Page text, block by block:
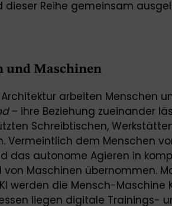
dieser Reihe gemeinsam
und Maschinen
arbeiten Menschen
– ihre Beziehung zueinander
Schreibtischen,
Vermeintlich dem Menschen
das autonome Agieren in
von Maschinen übernommen.
werden die Mensch-Maschine
liegen digitale Trainings-